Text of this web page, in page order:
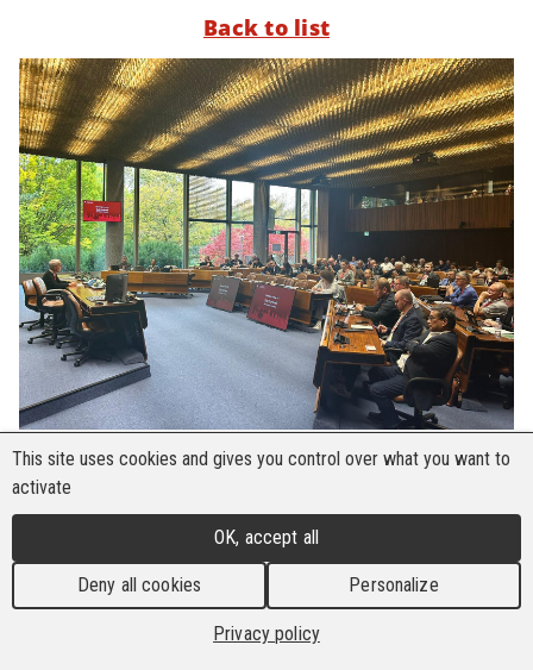
Back to list
Genève, 22 octobre 2025– L’Internationale des
son 20ème anniversaire en renouvelant son
engagement en faveur de la solidarité mondiale,
de la responsabilité et de la protection des
travailleurs au-delà des frontières. Deux
This site uses cookies and gives you control over what you want to
activate
OK, accept all
Deny all cookies Personalize
Privacy policy